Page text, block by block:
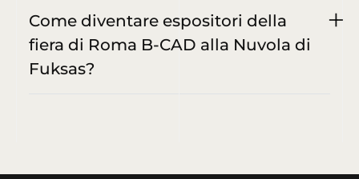
Come diventare espositori della
fiera di Roma B-CAD alla Nuvola di
Fuksas?